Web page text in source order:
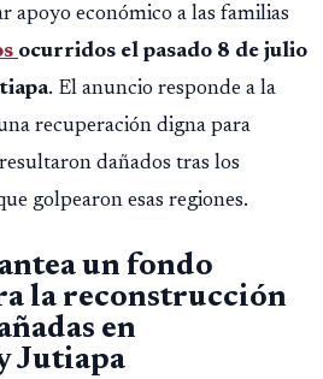
apoyo económico a las familias
ocurridos el pasado 8 de julio
. El anuncio responde a la
recuperación digna para
dañados tras los
golpearon esas regiones.
un fondo
la reconstrucción
en
Jutiapa